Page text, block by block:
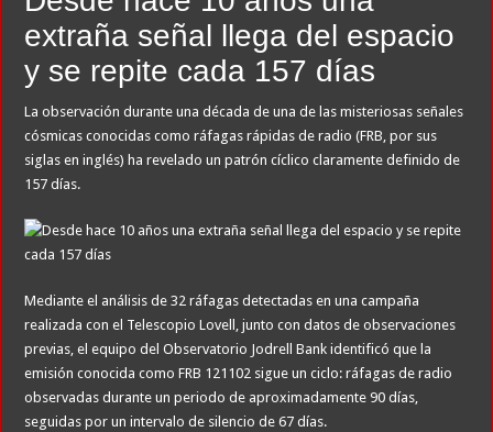
extraña señal llega del espacio
y se repite cada 157 días
La observación durante una década de una de las misteriosas señales
cósmicas conocidas como ráfagas rápidas de radio (FRB, por sus
siglas en inglés) ha revelado un patrón cíclico claramente definido de
157 días.
Mediante el análisis de 32 ráfagas detectadas en una campaña
realizada con el Telescopio Lovell, junto con datos de observaciones
previas, el equipo del Observatorio Jodrell Bank identificó que la
emisión conocida como FRB 121102 sigue un ciclo: ráfagas de radio
observadas durante un periodo de aproximadamente 90 días,
seguidas por un intervalo de silencio de 67 días.